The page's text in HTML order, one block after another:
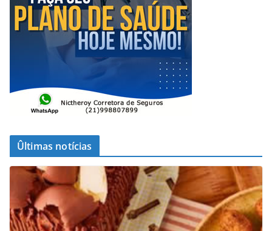
Ûltimas notícias